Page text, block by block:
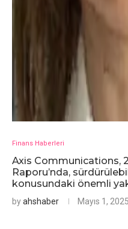
Finans Haberleri
Axis Communications,
Raporu’nda,
konusundaki önemli
byahshaber Mayıs 1, 2025